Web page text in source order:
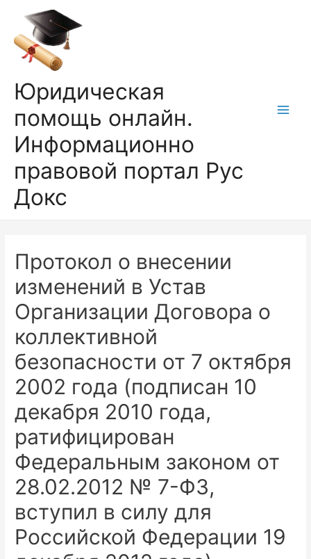
содержимому
Юридическая
помощь онлайн.
Информационно
правовой портал Рус
Докс
Протокол о внесении
изменений в Устав
Организации Договора о
коллективной
безопасности от 7 октября
2002 года (подписан 10
декабря 2010 года,
ратифицирован
Федеральным законом от
28.02.2012 № 7-ФЗ,
вступил в силу для
Российской Федерации 19